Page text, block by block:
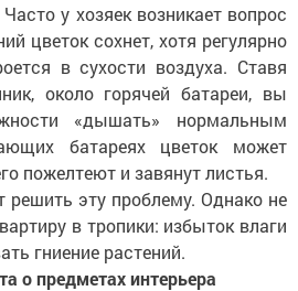
у хозяек возникает вопрос
цветок сохнет, хотя регулярно
в сухости воздуха. Ставя
около горячей батареи, вы
«дышать» нормальным
батареях цветок может
пожелтеют и завянут листья.
эту проблему. Однако не
в тропики: избыток влаги
гниение растений.
о предметах интерьера